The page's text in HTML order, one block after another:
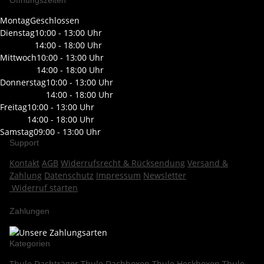
MontagGeschlossen
Dienstag10:00 - 13:00 Uhr
14:00 - 18:00 Uhr
Mittwoch10:00 - 13:00 Uhr
14:00 - 18:00 Uhr
Donnerstag10:00 - 13:00 Uhr
14:00 - 18:00 Uhr
Freitag10:00 - 13:00 Uhr
14:00 - 18:00 Uhr
Samstag09:00 - 13:00 Uhr
Support
Kontakt AGB Widerrufsrecht & Rücksendung Versand &
Zahlung Datenschutz Impressum Newsletter
Widerruf starten
Zahlungen
Kategorien